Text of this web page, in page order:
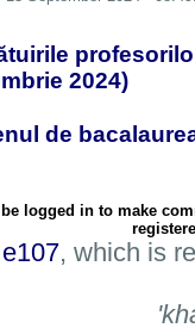
2024)
de
logged in to make
e107, which is